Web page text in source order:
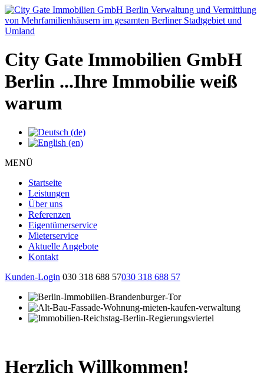
City Gate Immobilien GmbH
Berlin ...Ihre Immobilie weiß
warum
MENÜ
Startseite
Leistungen
Über uns
Referenzen
Eigentümerservice
Mieterservice
Aktuelle Angebote
Kontakt
Kunden-Login 030 318 688 57030 318 688 57
Herzlich Willkommen!